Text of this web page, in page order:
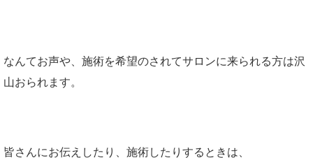
なんてお声や、施術を希望のされてサロンに来られる方は沢
山おられます。
皆さんにお伝えしたり、施術したりするときは、